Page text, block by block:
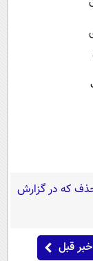
که در گزارش
خبر قبل